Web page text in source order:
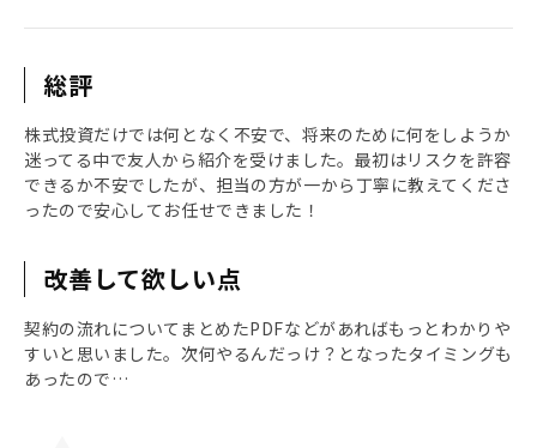
総評
株式投資だけでは何となく不安で、将来のために何をしようか
迷ってる中で友人から紹介を受けました。最初はリスクを許容
できるか不安でしたが、担当の方が一から丁寧に教えてくださ
ったので安心してお任せできました！
改善して欲しい点
契約の流れについてまとめたPDFなどがあればもっとわかりや
すいと思いました。次何やるんだっけ？となったタイミングも
あったので…